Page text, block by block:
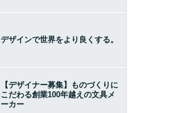
デザインで世界をより良くする。
【デザイナー募集】ものづくりに
こだわる創業100年越えの文具メ
ーカー